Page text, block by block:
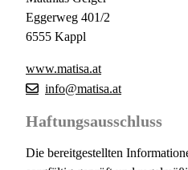
Eggerweg 401/2
6555 Kappl
www.matisa.at
info@matisa.at
Haftungsausschluss
Die bereitgestellten